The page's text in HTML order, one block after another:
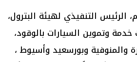
التنفيذي لهيئة البترول،
وتموين السيارات بالوقود،
والمنوفية وبورسعيد وأسيوط ،